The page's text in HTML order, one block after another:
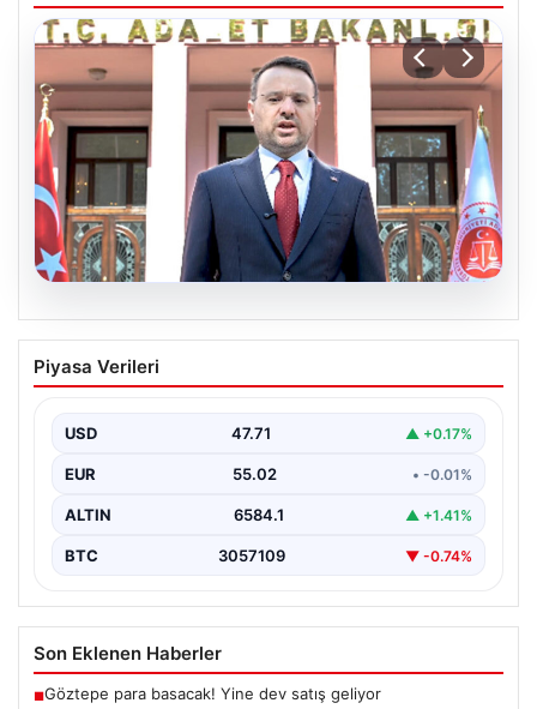
06.08.2026
Bakan Gürlek’ten Çerçeve Yasa
Hakkında Önemli Açıklamalar: Hukuk
Edilecek
Adalet Bakanı Akın Gürlek, terörle mücadelede yeni bir
dönemi başlatacak çerçeve yasanın yürürlüğe
girmesiyle…
Piyasa Verileri
USD 47.71 ▲ +0.17%
EUR 55.02 • -0.01%
ALTIN 6584.1 ▲ +1.41%
BTC 3057109 ▼ -0.74%
Son Eklenen Haberler
■Göztepe para basacak! Yine dev satış geliyor